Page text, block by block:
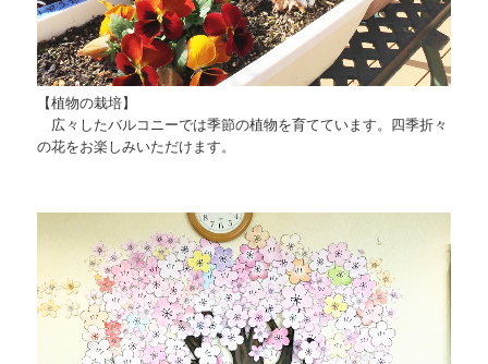
問い合わせフォーム
【植物の栽培】
広々したバルコニーでは季節の植物を育てています。四季折々
の花をお楽しみいただけます。